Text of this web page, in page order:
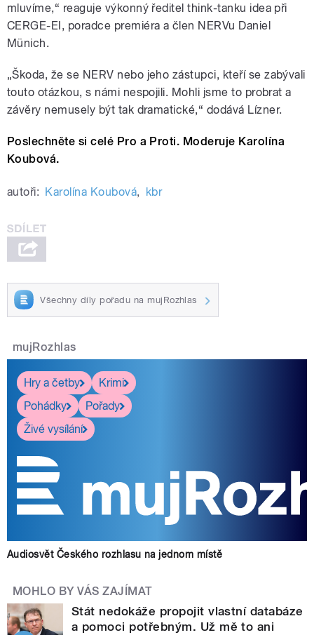
mluvíme,“ reaguje výkonný ředitel think-tanku idea při
CERGE-EI, poradce premiéra a člen NERVu Daniel
Münich.
„Škoda, že se NERV nebo jeho zástupci, kteří se zabývali
touto otázkou, s námi nespojili. Mohli jsme to probrat a
závěry nemusely být tak dramatické,“ dodává Lízner.
Poslechněte si celé Pro a Proti. Moderuje Karolína
Koubová.
autoři: Karolína Koubová, kbr
Všechny díly pořadu na mujRozhlas
mujRozhlas
Hry a četby
Krimi
Pohádky
Pořady
Živé vysílání
Audiosvět Českého rozhlasu na jednom místě
MOHLO BY VÁS ZAJÍMAT
Stát nedokáže propojit vlastní databáze
a pomoci potřebným. Už mě to ani